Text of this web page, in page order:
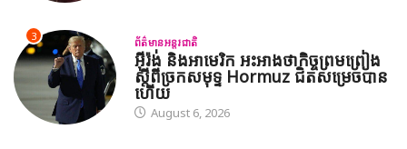
3 ព័ត៌មានអន្តរជាតិ
អ៊ីរ៉ង់ និងអាមេរិក អះអាងថាកិច្ចព្រមព្រៀង
ស្តីពីច្រកសមុទ្ទ Hormuz ជិតសម្រេចបាន
ហើយ
August 6, 2026